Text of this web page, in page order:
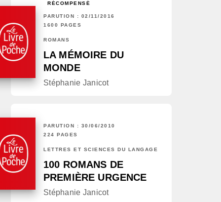
RÉCOMPENSÉ
PARUTION : 02/11/2016
1600 PAGES
ROMANS
LA MÉMOIRE DU
MONDE
Stéphanie Janicot
PARUTION : 30/06/2010
224 PAGES
LETTRES ET SCIENCES DU LANGAGE
100 ROMANS DE
PREMIÈRE URGENCE
Stéphanie Janicot